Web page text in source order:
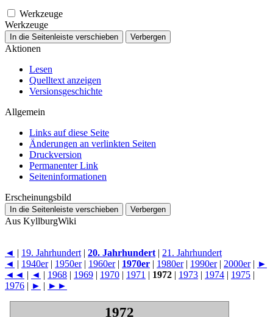
Werkzeuge
Werkzeuge
In die Seitenleiste verschieben Verbergen
Aktionen
Lesen
Quelltext anzeigen
Versionsgeschichte
Allgemein
Links auf diese Seite
Änderungen an verlinkten Seiten
Druckversion
Permanenter Link
Seiten­­informationen
Erscheinungsbild
In die Seitenleiste verschieben Verbergen
Aus KyllburgWiki
◄ | 19. Jahrhundert | 20. Jahrhundert | 21. Jahrhundert
◄ | 1940er| 1950er| 1960er| 1970er | 1980er| 1990er| 2000er| ►
◄◄ | ◄ | 1968 | 1969 | 1970 | 1971 | 1972 | 1973 | 1974 | 1975 |
1976 | ► | ►►
1972